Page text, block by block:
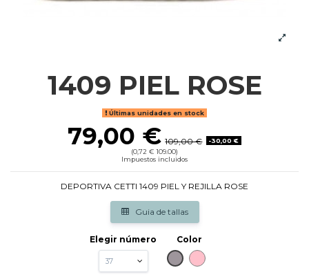
1409 PIEL ROSE
Últimas unidades en stock
79,00 € 109,00 €
-30,00 €
(0,72 € 109.00)
Impuestos incluidos
DEPORTIVA CETTI 1409 PIEL Y REJILLA ROSE
Guia de tallas
Elegir número
Color
PLATINOROSA